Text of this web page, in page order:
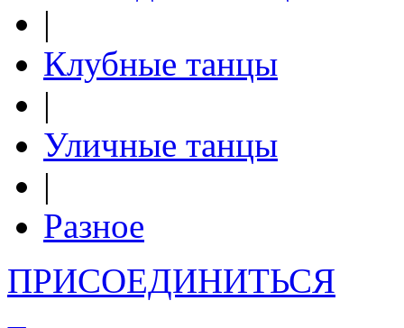
|
Клубные танцы
|
Уличные танцы
|
Разное
ПРИСОЕДИНИТЬСЯ